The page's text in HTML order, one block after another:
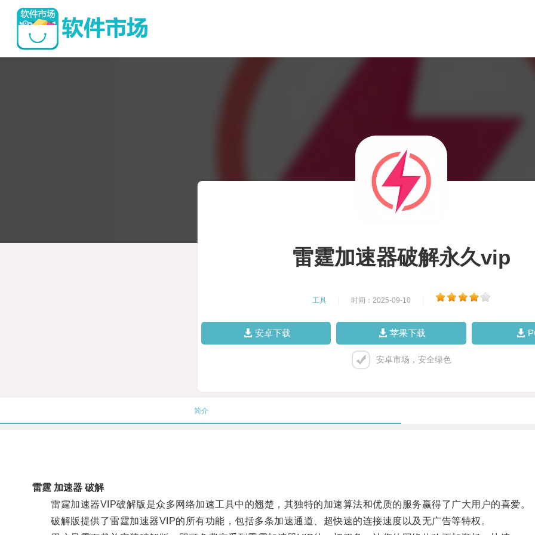
雷霆加速器破解永久vip
工具 时间：2025-09-10
安卓下载 苹果下载
安卓市场，安全绿色
简介
雷霆 加速器 破解
雷霆加速器VIP破解版是众多网络加速工具中的翘楚，其独特的加速算法和优质的服务赢得了广大用户的喜爱。
破解版提供了雷霆加速器VIP的所有功能，包括多条加速通道、超快速的连接速度以及无广告等特权。